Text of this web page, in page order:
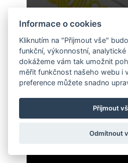
Informace o cookies
Kliknutím na "Přijmout vše"
funkční, výkonnostní,
dokážeme vám tak umožnit
měřit funkčnost našeho webu i
preference můžete snadno
Příjmout
Odmítnout
ÚPRAVY